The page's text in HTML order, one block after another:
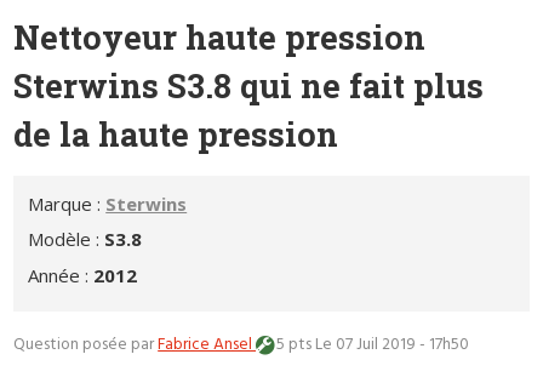
Nettoyeur haute pression
Sterwins S3.8 qui ne fait plus
de la haute pression
Marque : Sterwins
Modèle : S3.8
Année : 2012
Question posée parFabrice Ansel 5 ptsLe 07 Juil 2019 - 17h50